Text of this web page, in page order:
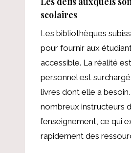
scolaires
Les bibliothèques
pour fournir aux
accessible. La réalité
personnel est
livres dont elle a
nombreux instructeurs
l’enseignement, ce qui
rapidement des